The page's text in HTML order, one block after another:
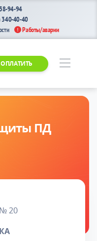
94-94
340-40-40
Работы/аварии
ОПЛАТИТЬ
ПД
20